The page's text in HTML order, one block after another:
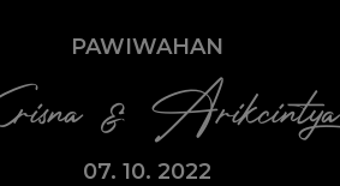
PAWIWAHAN
& Arikcintya
07. 10. 2022